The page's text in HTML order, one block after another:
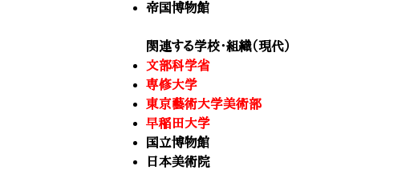
帝国博物館
関連する学校・組織（現代）
文部科学省
専修大学
東京藝術大学美術部
早稲田大学
国立博物館
日本美術院